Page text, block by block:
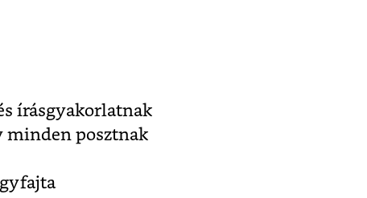
írásgyakorlatnak
minden posztnak